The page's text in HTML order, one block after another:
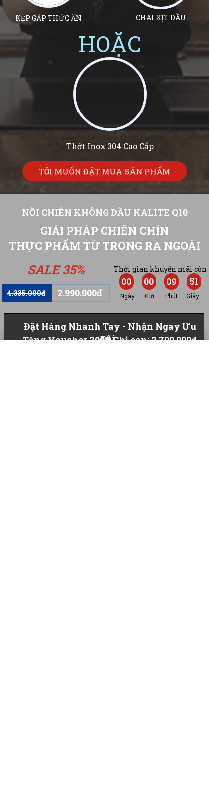
KẸP GẤP THỨC ĂN CHAI XỊT DẦU
Thớt Inox 304 Cao Cấp
TÔI MUỐN ĐẶT MUA SẢN PHẨM
HOẶC
NỒI CHIÊN KHÔNG DẦU KALITE Q10
GIẢI PHÁP CHIÊN CHÍN
THỰC PHẨM TỪ TRONG RA NGOÀI
2.990.000đ
4.335.000đ
SALE 35% Thời gian khuyến mãi còn
00 00 09 49
Ngày Giờ Phút Giây
Đặt Hàng Nhanh Tay - Nhận Ngay Ưu
Đãi
Tặng Voucher 200k Chỉ còn: 2.790.000đ